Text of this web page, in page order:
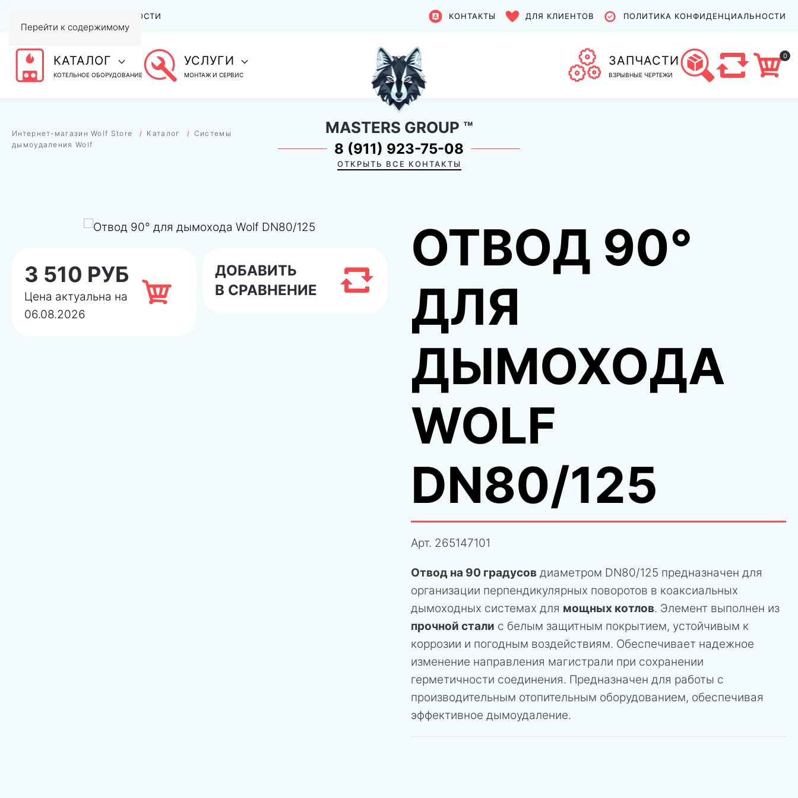
Перейти к содержимому
СТАТЬИ И НОВОСТИ КОНТАКТЫ ДЛЯ КЛИЕНТОВ ПОЛИТИКА КОНФИДЕНЦИАЛЬНОСТИ
КАТАЛОГ
КОТЕЛЬНОЕ ОБОРУДОВАНИЕ
УСЛУГИ
МОНТАЖ И СЕРВИС
ЗАПЧАСТИ
ВЗРЫВНЫЕ ЧЕРТЕЖИ
0
Интернет-магазин Wolf Store Каталог
Системы
дымоудаления Wolf
MASTERS GROUP ™
8 (911) 923-75-08
ОТКРЫТЬ ВСЕ КОНТАКТЫ
3 510 РУБ
Цена актуальна на
06.08.2026
ДОБАВИТЬ
В СРАВНЕНИЕ
ОТВОД 90°
ДЛЯ
ДЫМОХОДА
WOLF
DN80/125
Арт. 265147101
Отвод на 90 градусов диаметром DN80/125 предназначен для
организации перпендикулярных поворотов в коаксиальных
дымоходных системах для мощных котлов. Элемент выполнен из
прочной стали с белым защитным покрытием, устойчивым к
коррозии и погодным воздействиям. Обеспечивает надежное
изменение направления магистрали при сохранении
герметичности соединения. Предназначен для работы с
производительным отопительным оборудованием, обеспечивая
эффективное дымоудаление.